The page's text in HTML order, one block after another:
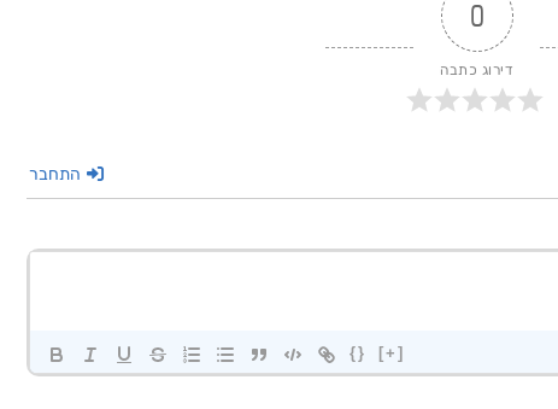
0
דירוג כתבה
התחבר
{} [+]